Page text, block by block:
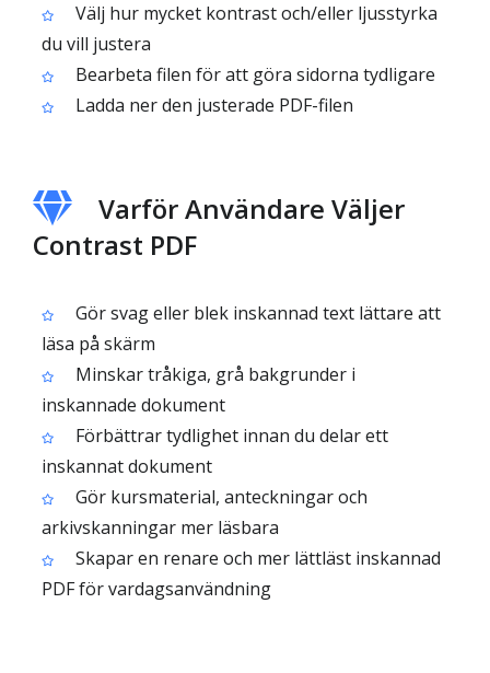
Välj hur mycket kontrast och/eller ljusstyrka
du vill justera
Bearbeta filen för att göra sidorna tydligare
Ladda ner den justerade PDF-filen
Varför Användare Väljer
Contrast PDF
Gör svag eller blek inskannad text lättare att
läsa på skärm
Minskar tråkiga, grå bakgrunder i
inskannade dokument
Förbättrar tydlighet innan du delar ett
inskannat dokument
Gör kursmaterial, anteckningar och
arkivskanningar mer läsbara
Skapar en renare och mer lättläst inskannad
PDF för vardagsanvändning